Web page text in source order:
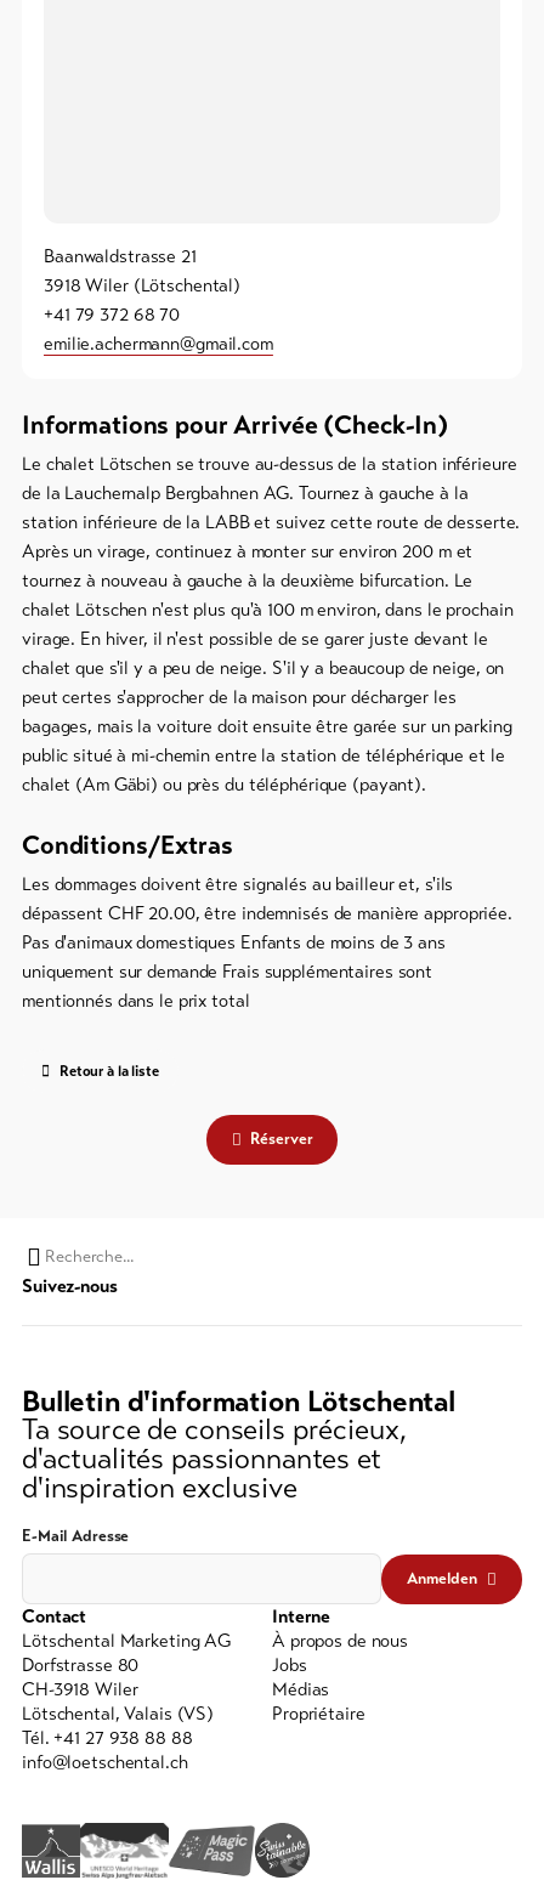
Baanwaldstrasse 21
3918 Wiler (Lötschental)
+41 79 372 68 70
emilie.achermann@gmail.com
Informations pour Arrivée (Check-In)
Le chalet Lötschen se trouve au-dessus de la station inférieure
de la Lauchernalp Bergbahnen AG. Tournez à gauche à la
station inférieure de la LABB et suivez cette route de desserte.
Après un virage, continuez à monter sur environ 200 m et
tournez à nouveau à gauche à la deuxième bifurcation. Le
chalet Lötschen n'est plus qu'à 100 m environ, dans le prochain
virage. En hiver, il n'est possible de se garer juste devant le
chalet que s'il y a peu de neige. S'il y a beaucoup de neige, on
peut certes s'approcher de la maison pour décharger les
bagages, mais la voiture doit ensuite être garée sur un parking
public situé à mi-chemin entre la station de téléphérique et le
chalet (Am Gäbi) ou près du téléphérique (payant).
Conditions/Extras
Les dommages doivent être signalés au bailleur et, s'ils
dépassent CHF 20.00, être indemnisés de manière appropriée.
Pas d'animaux domestiques Enfants de moins de 3 ans
uniquement sur demande Frais supplémentaires sont
mentionnés dans le prix total
Retour à la liste
Réserver
Chaine
de
recherche
moins
3
caractères)
Suivez-nous
Bulletin d'information Lötschental
Ta source de conseils précieux,
d'actualités passionnantes et
d'inspiration exclusive
E-Mail Adresse
Anmelden
Contact
Lötschental Marketing AG
Dorfstrasse 80
CH-3918 Wiler
Lötschental, Valais (VS)
Tél. +41 27 938 88 88
info@loetschental.ch
Interne
À propos de nous
Jobs
Médias
Propriétaire